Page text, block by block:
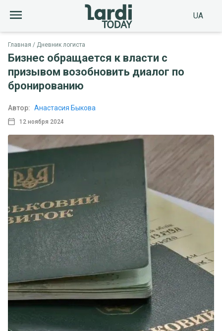
UA
Главная Дневник логиста
Бизнес обращается к власти с
призывом возобновить диалог по
бронированию
12 ноября 2024
Автор: Анастасия Быкова